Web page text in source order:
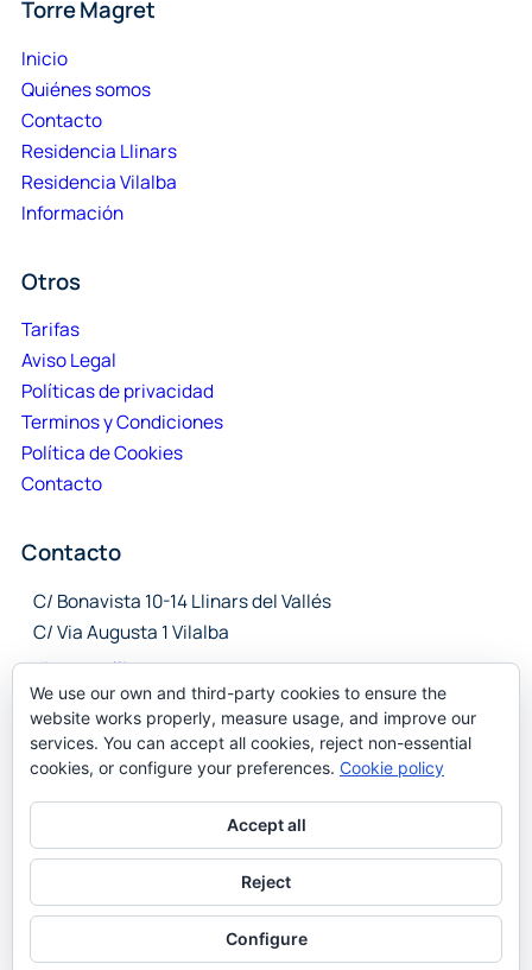
Torre Magret
Inicio
Quiénes somos
Contacto
Residencia Llinars
Residencia Vilalba
Información
Otros
Tarifas
Aviso Legal
Políticas de privacidad
Terminos y Condiciones
Política de Cookies
Contacto
Contacto
C/ Bonavista 10-14 Llinars del Vallés
C/ Via Augusta 1 Vilalba
directorallinars@torremagret.com
directoravilalba@torremagret.com
Jardí Residencial Torre Magret 2025 – Todos los derechos
reservados
We use our own and third-party cookies to ensure the
website works properly, measure usage, and improve our
services. You can accept all cookies, reject non-essential
cookies, or configure your preferences. Cookie policy
Accept all
Reject
Configure